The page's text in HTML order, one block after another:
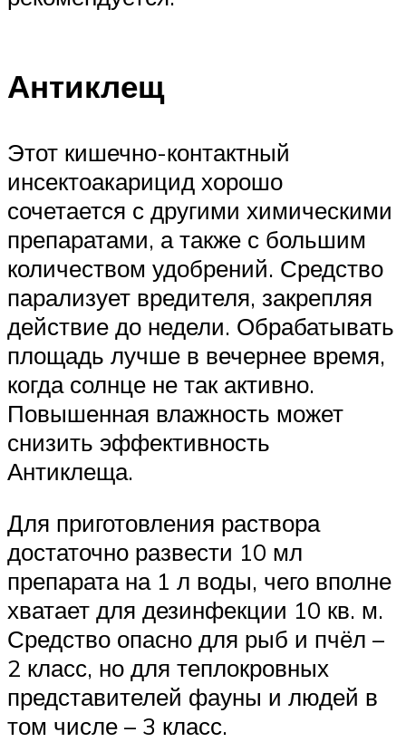
Антиклещ
Этот кишечно-контактный
инсектоакарицид хорошо
сочетается с другими химическими
препаратами, а также с большим
количеством удобрений. Средство
парализует вредителя, закрепляя
действие до недели. Обрабатывать
площадь лучше в вечернее время,
когда солнце не так активно.
Повышенная влажность может
снизить эффективность
Антиклеща.
Для приготовления раствора
достаточно развести 10 мл
препарата на 1 л воды, чего вполне
хватает для дезинфекции 10 кв. м.
Средство опасно для рыб и пчёл –
2 класс, но для теплокровных
представителей фауны и людей в
том числе – 3 класс.